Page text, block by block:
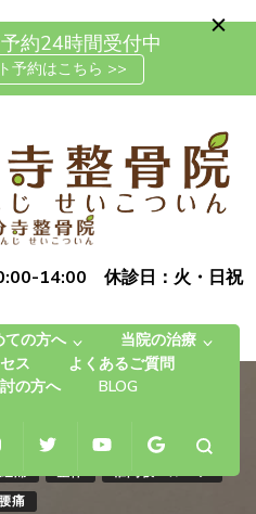
約24時間受付中
予約はこちら >>
・腰痛・坐骨神
国分寺整骨院
完全予約制の自費治療専門の整
です
14:00 休診日：火・日祝
ての方へ
当院の治療
ス
よくあるご質問
の方へ
BLOG
痛 整体
椎間板ヘルニア
痛